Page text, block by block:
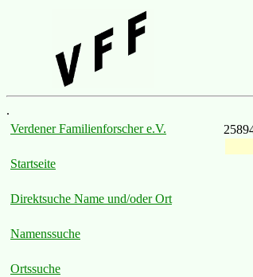
.
Verdener Familienforscher e.V.
Startseite
Direktsuche Name und/oder Ort
Namenssuche
Ortssuche